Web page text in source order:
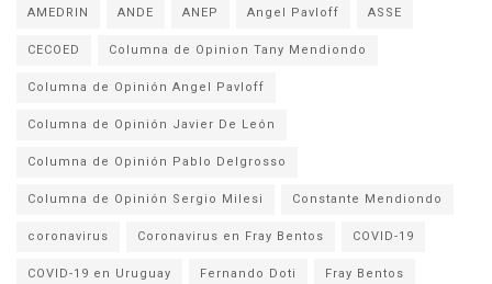
AMEDRIN ANDE ANEP Angel Pavloff ASSE
CECOED Columna de Opinion Tany Mendiondo
Columna de Opinión Angel Pavloff
Columna de Opinión Javier De León
Columna de Opinión Pablo Delgrosso
Columna de Opinión Sergio Milesi Constante Mendiondo
coronavirus Coronavirus en Fray Bentos COVID-19
COVID-19 en Uruguay Fernando Doti Fray Bentos